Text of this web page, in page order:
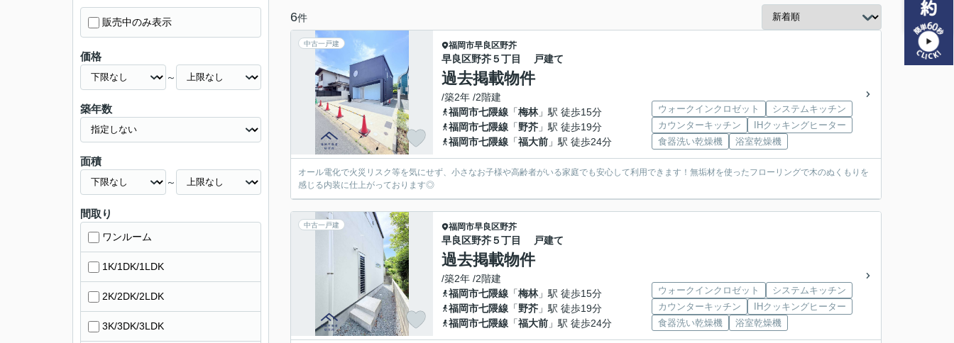
6件
中古一戸建 福岡市早良区野芥
早良区野芥５丁目 戸建て
過去掲載物件
/築2年 /2階建
福岡市七隈線 「梅林」駅 徒歩15分
福岡市七隈線 「野芥 」駅 徒歩19分
福岡市七隈線 「福大前 」駅 徒歩24分
ウォークインクロゼット
システムキッチン
カウンターキッチン
IHクッキングヒーター
食器洗い乾燥機
浴室乾燥機
オール電化で火災リスク等を気にせず、小さなお子様や高齢者がいる家庭でも安心して利用できます！無垢材を使ったフローリングで木のぬくもりを
感じる内装に仕上がっております◎
中古一戸建 福岡市早良区野芥
早良区野芥５丁目 戸建て
過去掲載物件
/築2年 /2階建
福岡市七隈線 「梅林」駅 徒歩15分
福岡市七隈線 「野芥 」駅 徒歩19分
福岡市七隈線 「福大前 」駅 徒歩24分
ウォークインクロゼット
システムキッチン
カウンターキッチン
IHクッキングヒーター
食器洗い乾燥機
浴室乾燥機
販売中のみ表示
価格
～
築年数
面積
～
間取り
ワンルーム
1K/1DK/1LDK
2K/2DK/2LDK
3K/3DK/3LDK